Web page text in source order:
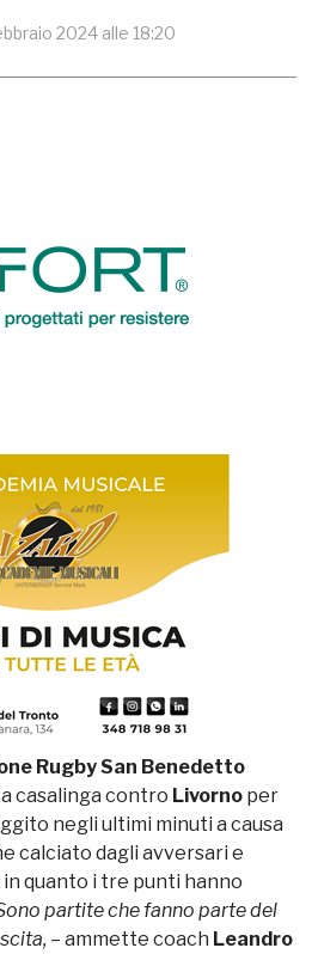
2024 alle 18:20
Rugby San Benedetto
casalinga contro Livornoper
negli ultimi minuti a causa
calciato dagli avversari e
quanto i tre punti hanno
partite che fanno parte del
– ammette coach Leandro